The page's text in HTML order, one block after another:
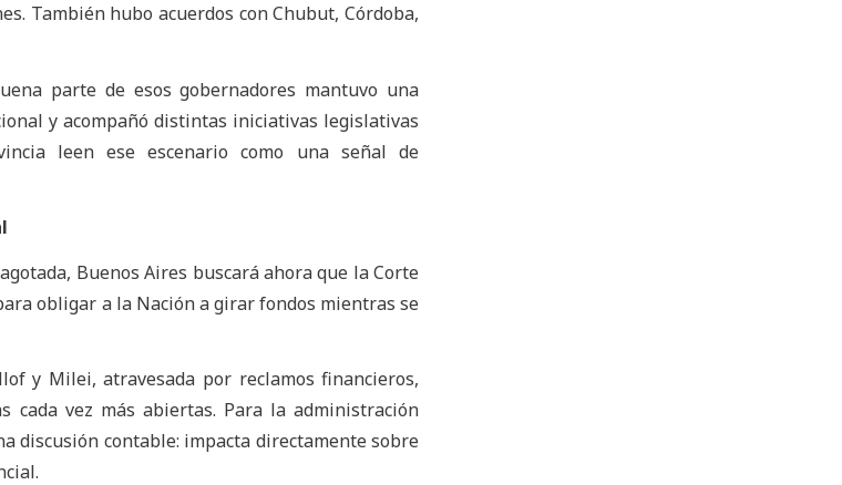
También hubo acuerdos con Chubut, Córdoba,
parte de esos gobernadores mantuvo una
y acompañó distintas iniciativas legislativas
leen ese escenario como una señal de
Buenos Aires buscará ahora que la Corte
obligar a la Nación a girar fondos mientras se
y Milei, atravesada por reclamos financieros,
cada vez más abiertas. Para la administración
discusión contable: impacta directamente sobre